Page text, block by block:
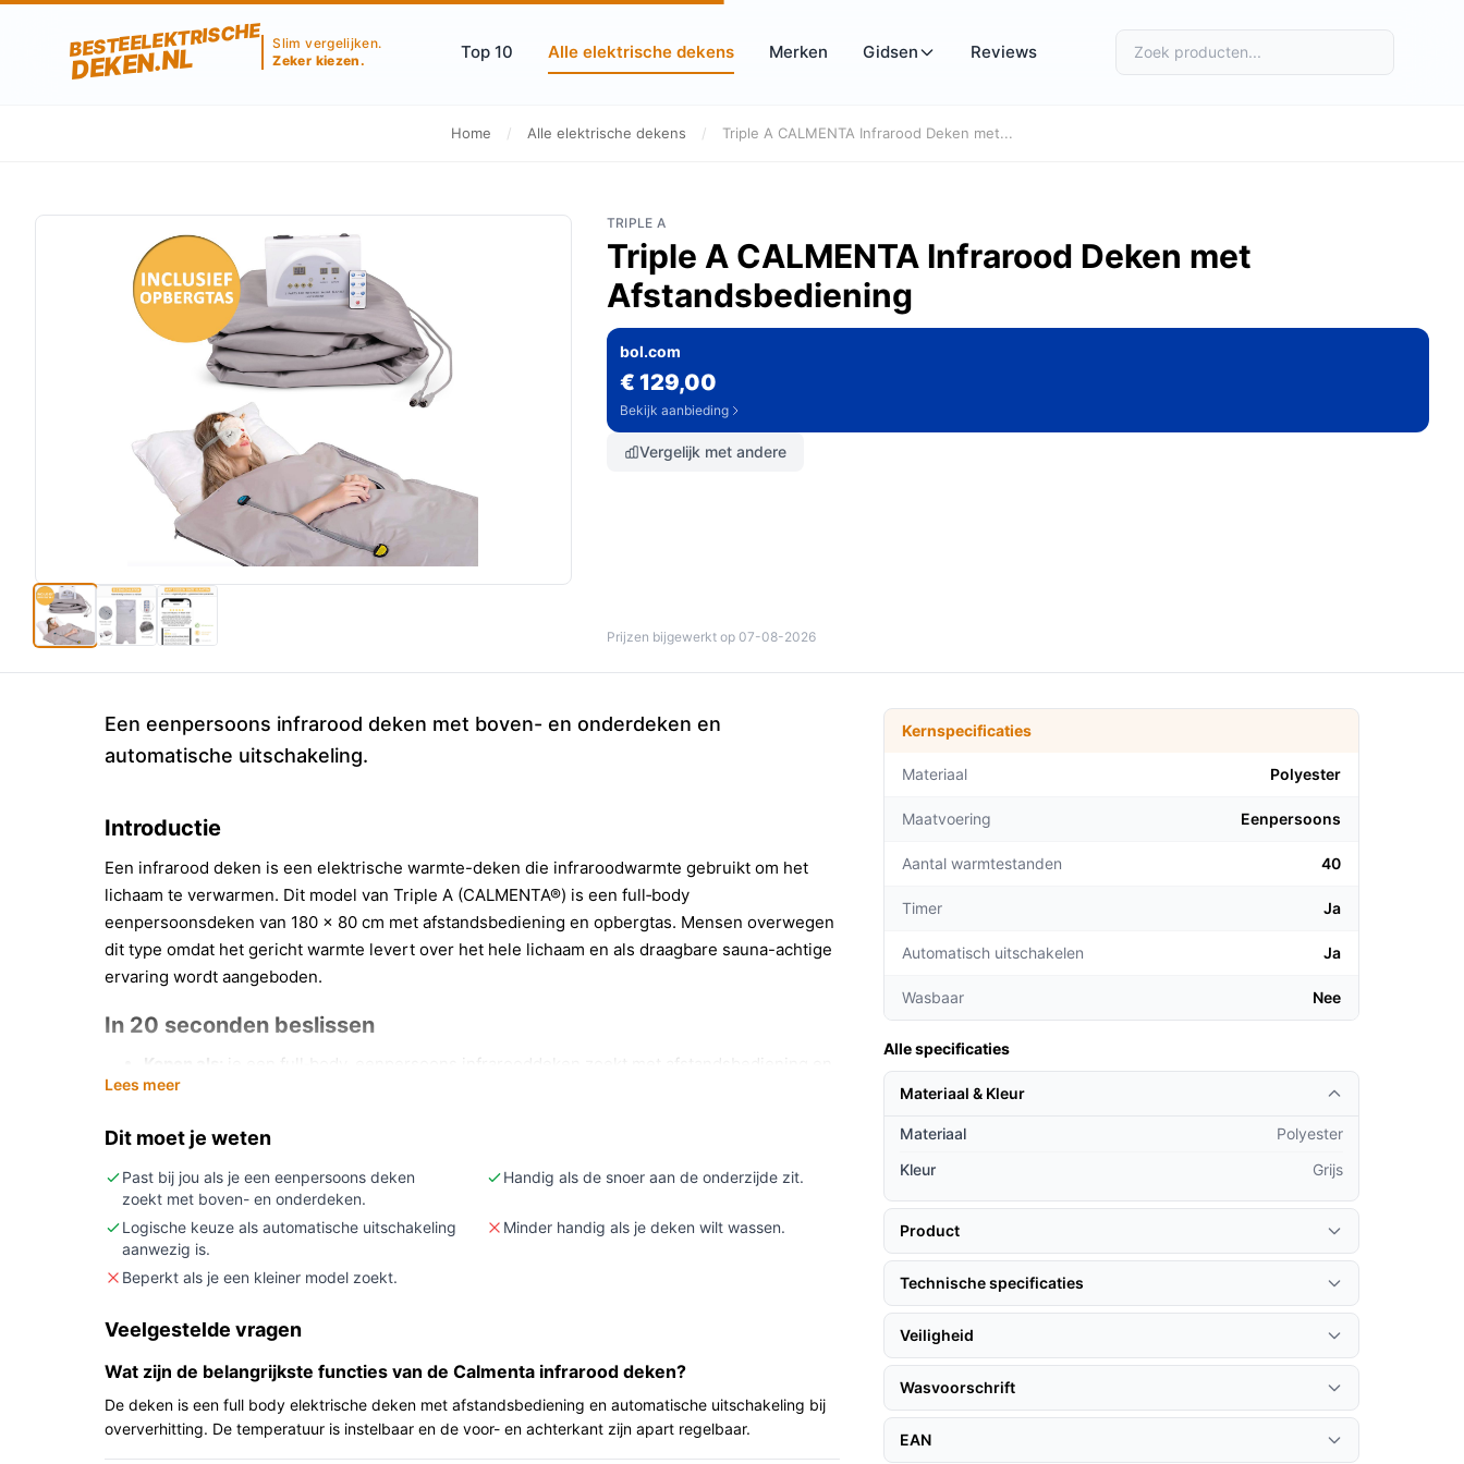
BESTEELEKTRISCHE
DEKEN.NL
Slim vergelijken.
Zeker kiezen.
Top 10 Alle elektrische dekens Merken Gidsen Reviews
Home / Alle elektrische dekens / Triple A CALMENTA Infrarood Deken met...
TRIPLE A
Triple A CALMENTA Infrarood Deken met
Afstandsbediening
bol.com
€ 129,00
Bekijk aanbieding
Vergelijk met andere
Prijzen bijgewerkt op 07-08-2026
Een eenpersoons infrarood deken met boven- en onderdeken en
automatische uitschakeling.
Introductie
Een infrarood deken is een elektrische warmte-deken die infraroodwarmte gebruikt om het
lichaam te verwarmen. Dit model van Triple A (CALMENTA®) is een full‑body
eenpersoonsdeken van 180 x 80 cm met afstandsbediening en opbergtas. Mensen overwegen
dit type omdat het gericht warmte levert over het hele lichaam en als draagbare sauna-achtige
ervaring wordt aangeboden.
In 20 seconden beslissen
Kopen als:
je een full‑body, eenpersoons infrarooddeken zoekt met afstandsbediening en
aparte boven/onder opbouw (boven- en onderdeken) in afmetingen 180 x 80 cm.
een groter tweepersoons formaat zoekt.
Belangrijkste check:controleer of de temperatuurinstellingen, veiligheidsfuncties en
aansluitpositie van het snoer passen bij jouw gebruiksomgeving.
Wat je in de praktijk merkt
Thuis gebruik je deze deken liggend op een bed, op een bank of op een stevige ondergrond.
Omdat het een boven‑ en onderdeken is, omsluit hij het lichaam grotendeels én heeft hij een
snoer dat onderaan zit, wat invloed heeft op waar je hem het beste aansluit. De meegeleverde
afstandsbediening maakt het bedienen vanaf de deken mogelijk. Let erop dat de deken niet
wasbaar is; je zult hem moeten afnemen of anderszins reinigen volgens de handleiding.
Lees meer
Dit moet je weten
Past bij jou als je een eenpersoons deken
zoekt met boven- en onderdeken.
Handig als de snoer aan de onderzijde zit.
Logische keuze als automatische uitschakeling
aanwezig is.
Minder handig als je deken wilt wassen.
Beperkt als je een kleiner model zoekt.
Veelgestelde vragen
Wat zijn de belangrijkste functies van de Calmenta infrarood deken?
De deken is een full body elektrische deken met afstandsbediening en automatische uitschakeling bij
oververhitting. De temperatuur is instelbaar en de voor- en achterkant zijn apart regelbaar.
Kernspecificaties
Materiaal Polyester
Maatvoering Eenpersoons
Aantal warmtestanden 40
Timer Ja
Automatisch uitschakelen Ja
Wasbaar Nee
Alle specificaties
Materiaal & Kleur
Materiaal
Polyester
Kleur
Grijs
Product
Technische specificaties
Veiligheid
Wasvoorschrift
EAN